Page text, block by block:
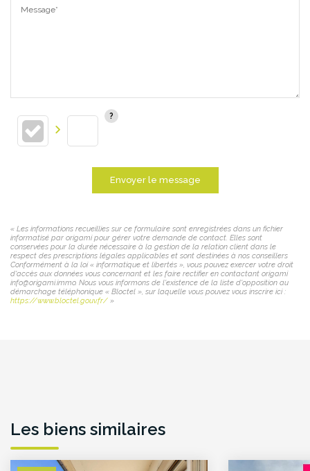
Message*
Envoyer le message
« Les informations recueillies sur ce formulaire sont enregistrées dans un fichier
informatisé par origami pour gérer votre demande de contact. Elles sont
conservées pour la durée nécessaire à la gestion de la relation client dans le
respect des prescriptions légales applicables et sont destinées à nos conseillers
Conformément à la loi « informatique et libertés », vous pouvez exercer votre droit
d'accès aux données vous concernant et les faire rectifier en contactant origami
info@origami.immo. Nous vous informons de l'existence de la liste d'opposition au
démarchage téléphonique « Bloctel », sur laquelle vous pouvez vous inscrire ici :
https://www.bloctel.gouv.fr/ »
Les biens similaires